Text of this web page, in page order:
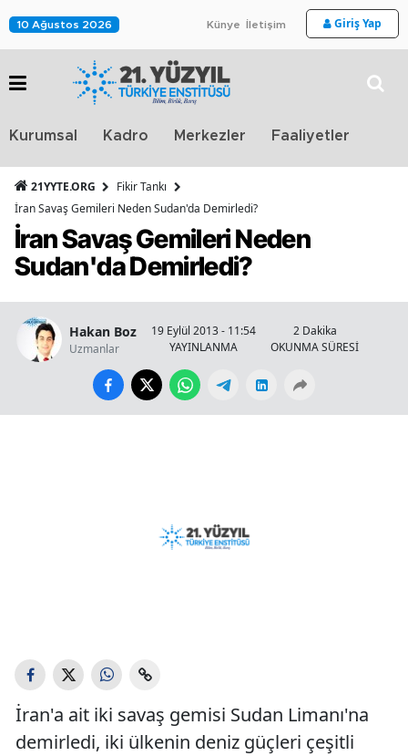
10 Ağustos 2026 Künye İletişim Giriş Yap
Kurumsal Kadro Merkezler Faaliyetler
21YYTE.ORG
Fikir Tankı
İran Savaş Gemileri Neden Sudan'da Demirledi?
İran Savaş Gemileri Neden
Sudan'da Demirledi?
Hakan Boz
Uzmanlar
19 Eylül 2013 - 11:54
YAYINLANMA
2 Dakika
OKUNMA SÜRESİ
İran'a ait iki savaş gemisi Sudan Limanı'na
demirledi, iki ülkenin deniz güçleri çeşitli